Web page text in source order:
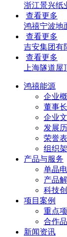
浙江景兴纸
查看更多
鸿禧宁波地
查看更多
吉安集团有
查看更多
上海隧道
鸿禧能源
企业
董事
企业
发展
荣誉
组织
产品与服务
单晶
产品
科技
项目案例
重点
合作
新闻资讯